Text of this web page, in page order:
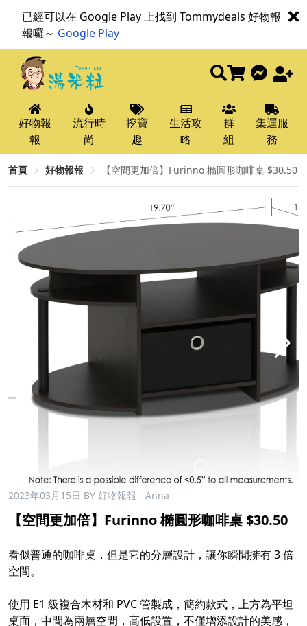
已經可以在 Google Play 上找到 Tommydeals 好物報
報囉～ Google Play
好物報
報
流行時
尚
挖寶
趣
生活攻
略
群
組
集運服
務
首頁 好物報報 【空間更加倍】Furinno 橢圓形咖啡桌 $30.50
2023年03月15日 BY 好物報報 - Anna
【空間更加倍】Furinno 橢圓形咖啡桌 $30.50
看似普通的咖啡桌，但是它的分層設計，讓你瞬間擁有 3 倍
空間。
使用 E1 級複合木材和 PVC 管製成，簡約款式，上方為平坦
桌面，中間為兩層空間，高低設置，不僅增添設計的美感，